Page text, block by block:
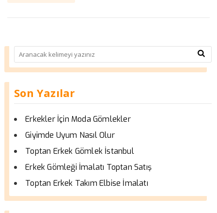
Son Yazılar
Erkekler İçin Moda Gömlekler
Giyimde Uyum Nasıl Olur
Toptan Erkek Gömlek İstanbul
Erkek Gömleği İmalatı Toptan Satış
Toptan Erkek Takım Elbise İmalatı